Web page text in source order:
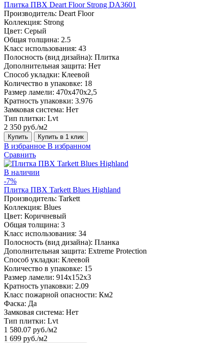
Плитка ПВХ Deart Floor Strong DA3601
Производитель: Deart Floor
Коллекция: Strong
Цвет: Серый
Общая толщина: 2.5
Класс использования: 43
Полосность (вид дизайна): Плитка
Дополнительная защита: Нет
Способ укладки: Клеевой
Количество в упаковке: 18
Размер ламели: 470х470х2,5
Кратность упаковки: 3.976
Замковая система: Нет
Тип плитки: Lvt
2 350 руб./м2
Купить Купить в 1 клик
В избранное В избранном
Сравнить
В наличии
-7%
Плитка ПВХ Tarkett Blues Highland
Производитель: Tarkett
Коллекция: Blues
Цвет: Коричневый
Общая толщина: 3
Класс использования: 34
Полосность (вид дизайна): Планка
Дополнительная защита: Extreme Protection
Способ укладки: Клеевой
Количество в упаковке: 15
Размер ламели: 914x152x3
Кратность упаковки: 2.09
Класс пожарной опасности: Км2
Фаска: Да
Замковая система: Нет
Тип плитки: Lvt
1 580.07 руб./м2
1 699 руб./м2